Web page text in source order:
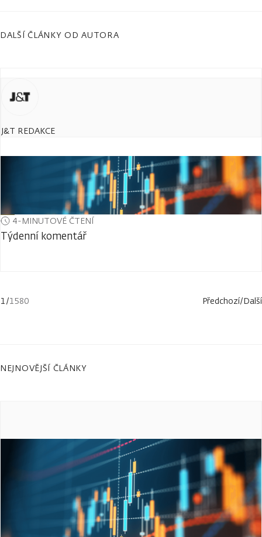
DALŠÍ ČLÁNKY OD AUTORA
J&T REDAKCE
4-MINUTOVÉ ČTENÍ
Týdenní komentář
1/1580 Předchozí/Další
NEJNOVĚJŠÍ ČLÁNKY